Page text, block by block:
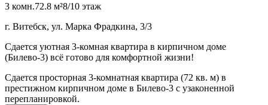
3 комн.72.8 м²8/10 этаж
г. Витебск, ул. Марка Фрадкина, 3/3
Сдается уютная 3-комная квартира в кирпичном доме
(Билево-3) всё готово для комфортной жизни!
Сдается просторная 3-комнатная квартира (72 кв. м) в
престижном кирпичном доме в Билево-3 с узаконенной
перепланировкой.